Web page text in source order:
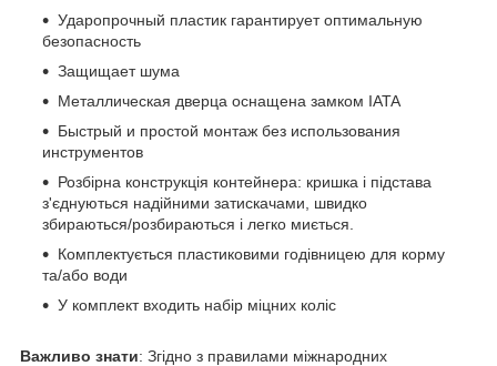
Ударопрочный пластик гарантирует оптимальную
безопасность
Защищает шума
Металлическая дверца оснащена замком IATA
Быстрый и простой монтаж без использования
инструментов
Розбірна конструкція контейнера: кришка і підстава
з'єднуються надійними затискачами, швидко
збираються/розбираються і легко миється.
Комплектується пластиковими годівницею для корму
та/або води
У комплект входить набір міцних коліс
Важливо знати: Згідно з правилами міжнародних